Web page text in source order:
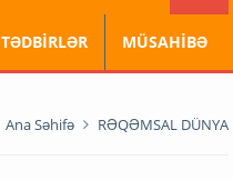
TƏDBİRLƏR MÜSAHİBƏ
Ana Səhifə RƏQƏMSAL DÜNYA